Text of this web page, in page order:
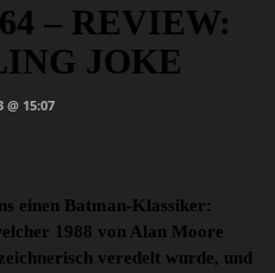
– REVIEW:
JOKE
15:07
einen Batman-Klassiker:
1988 von Alan Moore
veredelt wurde, und